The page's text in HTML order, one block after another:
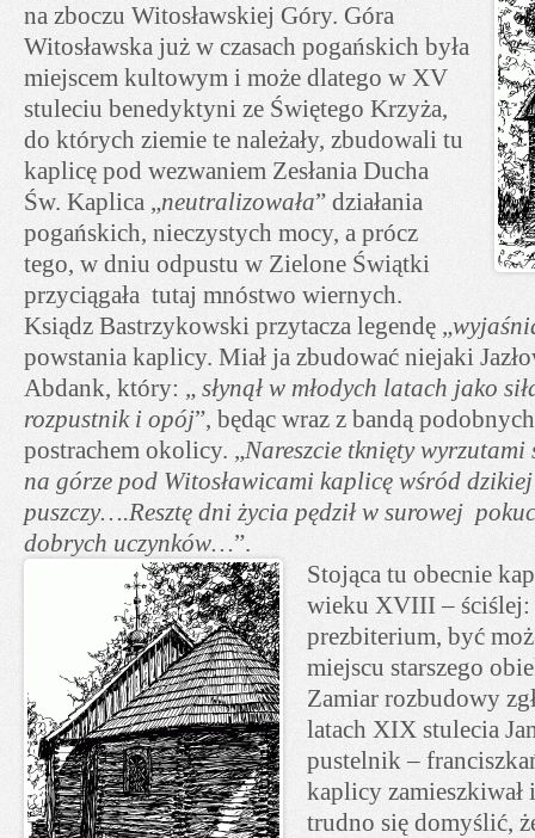
na zboczu Witosławskiej Góry. Góra
Witosławska już w czasach pogańskich była
miejscem kultowym i może dlatego w XV
stuleciu benedyktyni ze Świętego Krzyża,
do których ziemie te należały, zbudowali tu
kaplicę pod wezwaniem Zesłania Ducha
Św. Kaplica „neutralizowała” działania
pogańskich, nieczystych mocy, a prócz
tego, w dniu odpustu w Zielone Świątki
przyciągała tutaj mnóstwo wiernych.
Ksiądz Bastrzykowski przytacza legendę „
powstania kaplicy. Miał ja zbudować niejaki
Abdank, który: „ słynął w młodych latach jako
rozpustnik i opój”, będąc wraz z bandą
postrachem okolicy. „Nareszcie tknięty wyrzutami
na górze pod Witosławicami kaplicę wśród
puszczy….Resztę dni życia pędził w surowej
dobrych uczynków…”.
Stojąca tu obecnie
wieku XVIII – ściślej:
prezbiterium, być
miejscu starszego
Zamiar rozbudowy
latach XIX stulecia
pustelnik –
kaplicy zamieszkiwał
trudno się domyślić,